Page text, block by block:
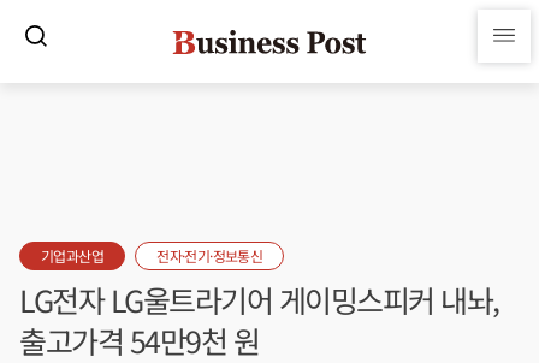
기업과산업 전자·전기·정보통신
LG전자 LG울트라기어 게이밍스피커 내놔,
출고가격 54만9천 원